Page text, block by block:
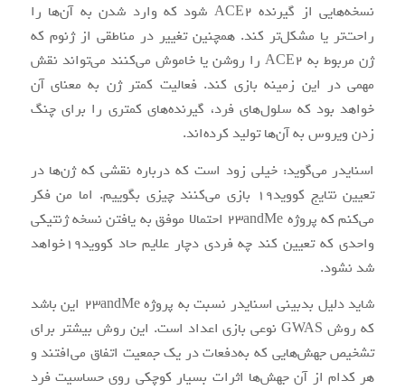
نسخه‌هایی از گیرنده ACE2 شود که وارد شدن به آ‌ن‌ها را
راحت‌تر یا مشکل‌تر کند. همچنین تغییر در مناطقی از ژنوم که
ژن مربوط به ACE2 را روشن یا خاموش می‌کنند می‌تواند نقش
مهمی در این‌ زمینه بازی کند. فعالیت کمتر ژن به معنای آن
خواهد بود که سلول‌های فرد، گیرنده‌های کمتری را برای چنگ
زدن ویروس به آن‌ها تولید کرده‌اند.
اسنایدر می‌گوید: خیلی زود است که درباره نقشی که ژن‌ها در
تعیین نتایج کووید۱۹ بازی می‌کنند چیزی بگوییم. اما من فکر
می‌کنم که پروژه 23andMe احتمالا موفق به یافتن نسخه ژنتیکی
واحدی که تعیین کند چه فردی دچار علایم حاد کووید۱۹خواهد
شد نشود.
شاید دلیل بدبینی اسنایدر نسبت به پروژه 23andMe این باشد
که روش GWAS نوعی بازی اعداد است. این روش بیشتر برای
تشخیص جهش‌هایی که به‌دفعات در یک جمعیت اتفاق می‌افتند و
هر کدام از آن جهش‌ها اثرات بسیار کوچکی روی حساسیت فرد